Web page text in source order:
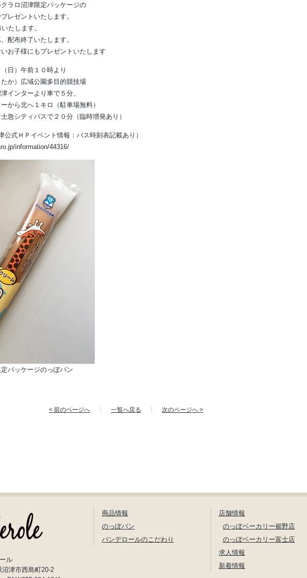
ラロ沼津限定パッケージの
レゼントいたします。
たします。
配布終了いたします。
お子様にもプレゼントいたします
日）午前１０時より
たか）広域公園多目的競技場
インターより車で５分、
から北へ１キロ（駐車場無料）
急シティバスで２０分（臨時増発あり）
公式ＨＰイベント情報：バス時刻表記載あり）
information/44316/
パッケージのっぽパン
< 前のページへ 一覧へ戻る 次のページへ >
ル
津市西島町20-2
商品情報
のっぽパン
バンデロールのこだわり
店舗情報
のっぽベーカリー裾野店
のっぽベーカリー富士店
求人情報
新着情報